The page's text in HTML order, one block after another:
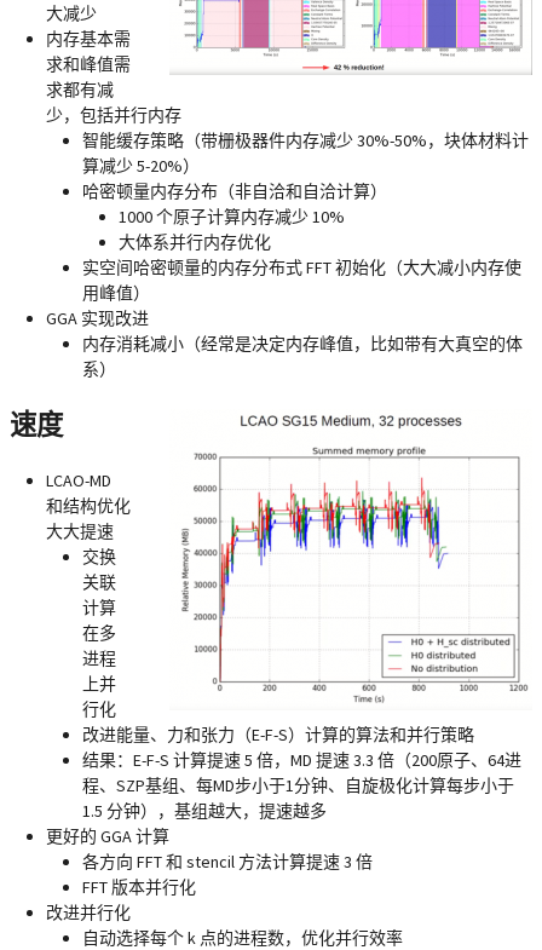
大减少
内存基本需
求和峰值需
求都有减
少，包括并行内存
智能缓存策略（带栅极器件内存减少 30%-50%，块体材料计
算减少 5-20%）
哈密顿量内存分布（非自洽和自洽计算）
1000 个原子计算内存减少 10%
大体系并行内存优化
实空间哈密顿量的内存分布式 FFT 初始化（大大减小内存使
用峰值）
GGA 实现改进
内存消耗减小（经常是决定内存峰值，比如带有大真空的体
系）
速度
LCAO-MD
和结构优化
大大提速
交换
关联
计算
在多
进程
上并
行化
改进能量、力和张力（E-F-S）计算的算法和并行策略
结果：E-F-S 计算提速 5 倍，MD 提速 3.3 倍（200原子、64进
程、SZP基组、每MD步小于1分钟、自旋极化计算每步小于
1.5 分钟），基组越大，提速越多
更好的 GGA 计算
各方向 FFT 和 stencil 方法计算提速 3 倍
FFT 版本并行化
改进并行化
自动选择每个 k 点的进程数，优化并行效率